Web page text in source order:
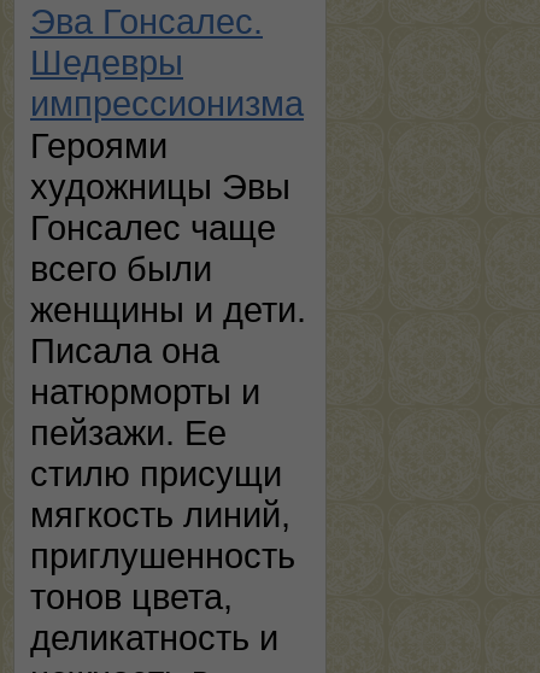
Эва Гонсалес.
Шедевры
импрессионизма
Героями
художницы Эвы
Гонсалес чаще
всего были
женщины и дети.
Писала она
натюрморты и
пейзажи. Ее
стилю присущи
мягкость линий,
приглушенность
тонов цвета,
деликатность и